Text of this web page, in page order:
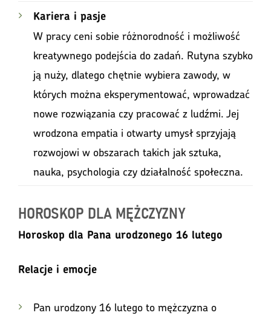
Kariera i pasje
W pracy ceni sobie różnorodność i możliwość
kreatywnego podejścia do zadań. Rutyna szybko
ją nuży, dlatego chętnie wybiera zawody, w
których można eksperymentować, wprowadzać
nowe rozwiązania czy pracować z ludźmi. Jej
wrodzona empatia i otwarty umysł sprzyjają
rozwojowi w obszarach takich jak sztuka,
nauka, psychologia czy działalność społeczna.
HOROSKOP DLA MĘŻCZYZNY
Horoskop dla Pana urodzonego 16 lutego
Relacje i emocje
Pan urodzony 16 lutego to mężczyzna o